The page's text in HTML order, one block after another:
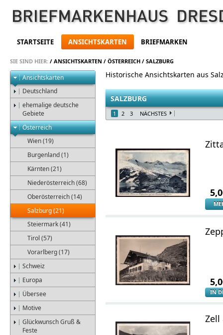
STARTSEITE ANSICHTSKARTEN BRIEFMARKEN
SIE SIND HIER: / ANSICHTSKARTEN / ÖSTERREICH / SALZBURG
Ansichtskarten
Deutschland
ehemalige deutsche
Gebiete
Österreich
Wien (19)
Burgenland (1)
Kärnten (21)
Niederösterreich (68)
Oberösterreich (14)
Salzburg (21)
Steiermark (41)
Tirol (57)
Vorarlberg (17)
Schweiz
Europa
Übersee
Motive
Glückwunsch Gruß &
Feste
Historische Ansichtskarten aus
SALZBURG
1 2 3 NÄCHSTES
IN
Zell